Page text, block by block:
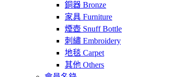
銅器 Bronze
家具 Furniture
煙壺 Snuff Bottle
刺繡 Embroidery
地毯 Carpet
其他 Others